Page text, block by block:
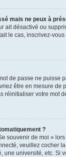
mais ne peux à
ait désactivé ou
le cas, inscrivez-
de passe ne puisse
être en mesure de
réinitialiser votre mot
?
souvenir de moi »
veuillez cocher
université, etc. Si